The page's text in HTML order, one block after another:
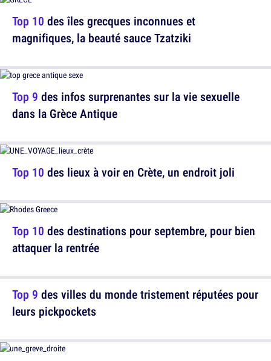
Top 10 des îles grecques inconnues et
magnifiques, la beauté sauce Tzatziki
Top 10 des lieux à voir en Crète, un endroit joli
Top 9 des villes du monde tristement réputées pour
leurs pickpockets
Top 9 des infos surprenantes sur la vie sexuelle
dans la Grèce Antique
Top 10 des destinations pour septembre, pour bien
attaquer la rentrée